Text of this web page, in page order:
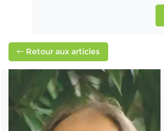
Retour aux articles